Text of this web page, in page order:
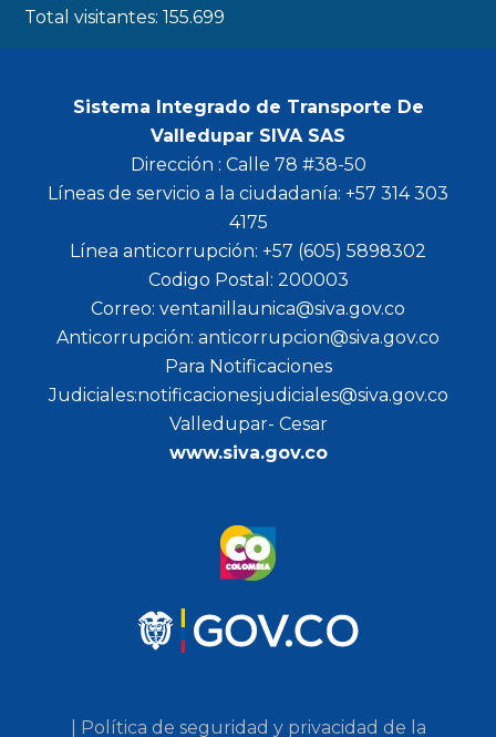
Total visitantes:155.699
Sistema Integrado de Transporte De
Valledupar SIVA SAS
Dirección : Calle 78 #38-50
Líneas de servicio a la ciudadanía: +57 314 303
4175
Línea anticorrupción: +57 (605) 5898302
Codigo Postal: 200003
Correo: ventanillaunica@siva.gov.co
Anticorrupción: anticorrupcion@siva.gov.co
Para Notificaciones
Judiciales:notificacionesjudiciales@siva.gov.co
Valledupar- Cesar
www.siva.gov.co
| Política de seguridad y privacidad de la